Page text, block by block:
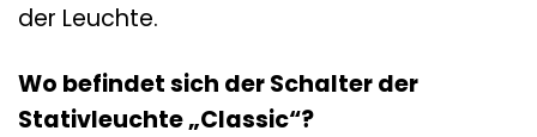
der Leuchte.
Wo befindet sich der Schalter der
Stativleuchte „Classic“?